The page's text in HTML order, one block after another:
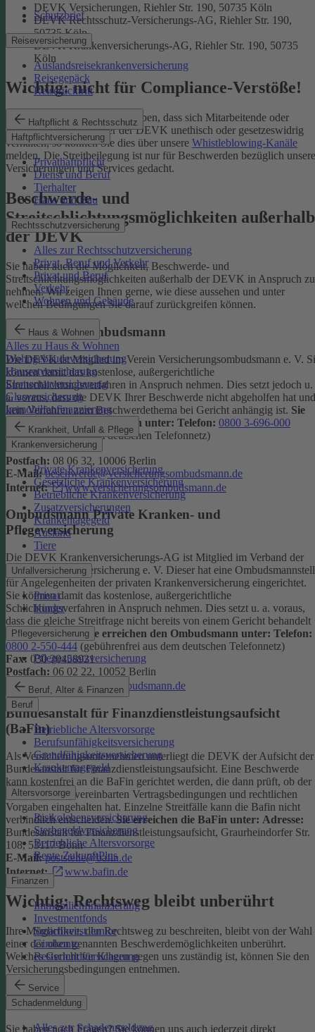
Schutzbrief
Reiseversicherung
Auslandsreisekrankenversicherung
Reisegepäck
Reiserücktritt
Haftpflicht & Rechtsschutz
Haftpflichtversicherung
Privathaftpflicht
Dienst und Beruf
Tierhalter
Haus und Bau
Rechtsschutzversicherung
Alles zur Rechtsschutzversicherung
Privat, Beruf und Verkehr
Privat und Beruf
Verkehr
Wohnen und Gebäude
Haus & Wohnen
Alles zu Haus & Wohnen
Wohngebäudeversicherung
Hausratversicherung
Elementarversicherung
Glasversicherung
Immobilienfinanzierung
Krankheit, Unfall & Pflege
Krankenversicherung
Private Krankenversicherung
Gesetzliche Krankenversicherung
Betriebliche Krankenversicherung
Zusatzversicherungen
Krankentagegeld
Ausland
Tiere
Unfallversicherung
Privat
Kinder
Pflegeversicherung
Pflegezusatzversicherung
Beruf, Alter & Finanzen
Beruf
Betriebliche Altersvorsorge
Berufsunfähigkeitsversicherung
Grundfähigkeitsversicherung
Krankentagegeld
Altersvorsorge
Risikolebensversicherung
Sterbegeldversicherung
Betriebliche Altersvorsorge
Rente ZukunftPlus
Finanzen
Immobilienfinanzierung
Investmentfonds
SmartInvest Junior
Girokonto
Restschuldversicherung
Service
Schadenmeldung
Alles zur Schadenmeldung
DEVK Versicherungen, Riehler Str. 190, 50735 Köln
DEVK Rechtsschutz-Versicherungs-AG, Riehler Str. 190,
50735 Köln
DEVK Krankenversicherungs-AG, Riehler Str. 190, 50735
Köln
Wichtig: nicht für Compliance-Verstöße!
Wenn Sie Kenntnis darüber haben, dass sich Mitarbeitende oder
Partnerinnen und Partner der DEVK unethisch oder gesetzeswidrig
verhalten, so können Sie dies über unsere Whistleblowing-Kanäle
melden. Die Streitbeilegung ist nur für Beschwerden bezüglich
Versicherungen und Services gedacht.
Beschwerde- und
Streitschlichtungsmöglichkeiten außerhalb
der DEVK
Sie haben auch die Möglichkeit, Beschwerde- und
Streitschlichtungsmöglichkeiten außerhalb der DEVK in Anspruch zu
nehmen. Wir zeigen Ihnen gerne, wie diese aussehen und unter
welchen Bedingungen Sie darauf zurückgreifen können.
Versicherungsombudsmann
Die DEVK ist Mitglied im Verein Versicherungsombudsmann e. V.
können damit das kostenlose, außergerichtliche
Streitschlichtungsverfahren in Anspruch nehmen. Dies setzt jedoch u.
a. voraus, dass die DEVK Ihrer Beschwerde nicht abgeholfen hat und
kein Verfahren zum Beschwerdethema bei Gericht anhängig ist. Sie
erreichen den Ombudsmann unter: Telefon: 0800 3-696-000
(gebührenfrei aus dem deutschen Telefonnetz)
Fax:0800 3-699-000
Postfach: 08 06 32, 10006 Berlin
E-Mail:beschwerde@versicherungsombudsmann.de
Internet:
www.versicherungsombudsmann.de
Ombudsmann Private Kranken- und
Pflegeversicherung
Die DEVK Krankenversicherungs-AG ist Mitglied im Verband der
privaten Krankenversicherung e. V. Dieser hat eine
für Angelegenheiten der privaten Krankenversicherung eingerichtet.
Sie können damit das kostenlose, außergerichtliche
Schlichtungsverfahren in Anspruch nehmen. Dies setzt u. a. voraus,
dass die gleiche Streitfrage nicht bereits von einem Gericht behandelt
wird oder wurde.Sie erreichen den Ombudsmann unter: Telefon:
0800 2-550-444 (gebührenfrei aus dem deutschen Telefonnetz)
Fax: 030 20458931
Postfach: 06 02 22, 10052 Berlin
Internet:
www.pkv-ombudsmann.de
Bundesanstalt für Finanzdienstleistungsaufsicht
(BaFin)
Als Versicherungsunternehmen unterliegt die DEVK der Aufsicht der
Bundesanstalt für Finanzdienstleistungsaufsicht. Eine Beschwerde
kann kostenfrei an die BaFin gerichtet werden, die dann prüft, ob der
Versicherer die vereinbarten Vertragsbedingungen und rechtlichen
Vorgaben eingehalten hat. Einzelne Streitfälle kann die Bafin nicht
verbindlich entscheiden.Sie erreichen die BaFin unter: Adresse:
Bundesanstalt für Finanzdienstleistungsaufsicht, Graurheindorfer Str.
108, 53117 Bonn
E-Mail: poststelle@bafin.de
Internet:
www.bafin.de
Wichtig: Rechtsweg bleibt unberührt
Ihre Möglichkeit, den Rechtsweg zu beschreiten, bleibt von der Wahl
einer der oben genannten Beschwerdemöglichkeiten unberührt.
Welches Gericht für Klagen gegen uns zuständig ist, können Sie den
Versicherungsbedingungen entnehmen.
Kontakt
Sie haben noch Fragen? Sie können uns auch jederzeit direkt